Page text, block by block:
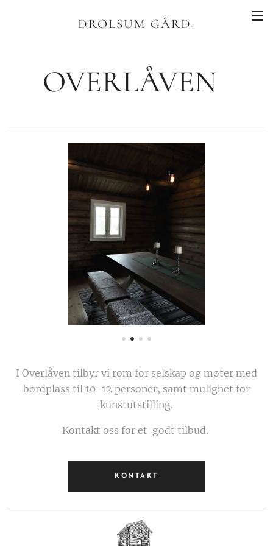
DROLSUM GÅRD ®
OVERLÅVEN
I Overlåven tilbyr vi rom for selskap og møter med
bordplass til 10-12 personer, samt mulighet for
kunstutstilling.
Kontakt oss for et godt tilbud.
KONTAKT